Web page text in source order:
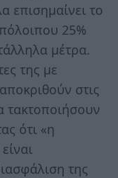
επισημαίνει το
25%
μέτρα.
της με
στις
τακτοποιήσουν
ότι «η
της